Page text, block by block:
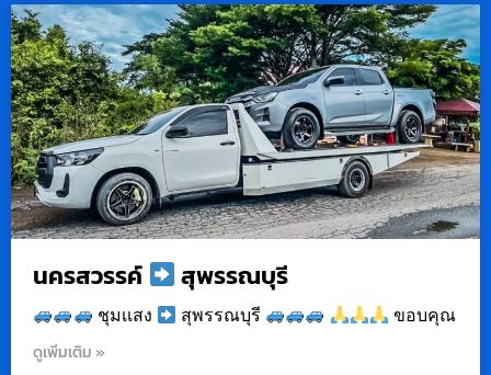
นครสวรรค์ สุพรรณบุรี
ชุมเเสง สุพรรณบุรี ขอบคุณ
ดูเพิ่มเติม »